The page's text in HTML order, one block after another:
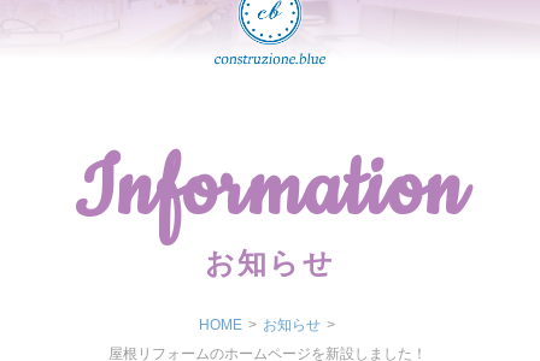
Information
お知らせ
HOME > お知らせ >
屋根リフォームのホームページを新設しました！